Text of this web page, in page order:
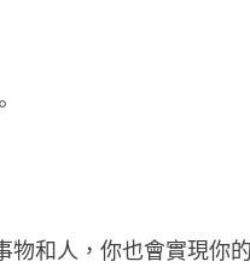
物和人，你也會實現你